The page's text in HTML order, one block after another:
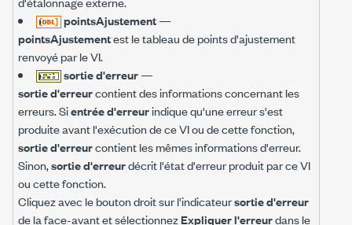
pointsAjustement—
pointsAjustementest le tableau de points d'ajustement
renvoyé par le VI.
sortie d'erreur—
sortie d'erreurcontient des informations concernant les
erreurs. Sientrée d'erreurindique qu'une erreur s'est
produite avant l'exécution de ce VI ou de cette fonction,
sortie d'erreurcontient les mêmes informations d'erreur.
Sinon,sortie d'erreurdécrit l'état d'erreur produit par ce VI
ou cette fonction.
Cliquez avec le bouton droit sur l'indicateursortie d'erreur
de la face-avant et sélectionnezExpliquer l'erreurdans le